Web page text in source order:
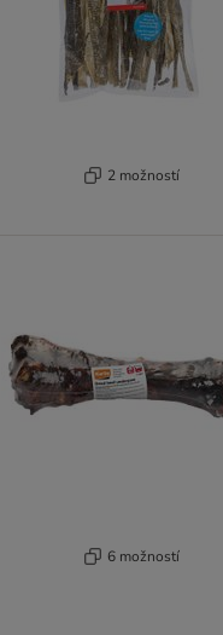
2 možností
6 možností